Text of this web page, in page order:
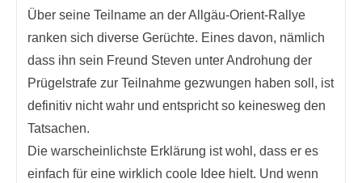
Über seine Teilname an der Allgäu-Orient-Rallye
ranken sich diverse Gerüchte. Eines davon, nämlich
dass ihn sein Freund Steven unter Androhung der
Prügelstrafe zur Teilnahme gezwungen haben soll, ist
definitiv nicht wahr und entspricht so keinesweg den
Tatsachen.
Die warscheinlichste Erklärung ist wohl, dass er es
einfach für eine wirklich coole Idee hielt. Und wenn